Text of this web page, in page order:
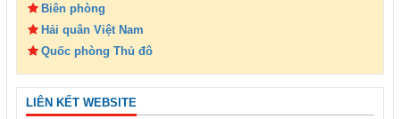
Biên phòng
Hải quân Việt Nam
Quốc phòng Thủ đô
LIÊN KẾT WEBSITE